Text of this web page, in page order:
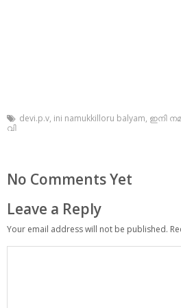
devi.p.v, ini namukkilloru balyam, ഇനി
വി
No Comments Yet
Leave a Reply
Your email address will not be published.